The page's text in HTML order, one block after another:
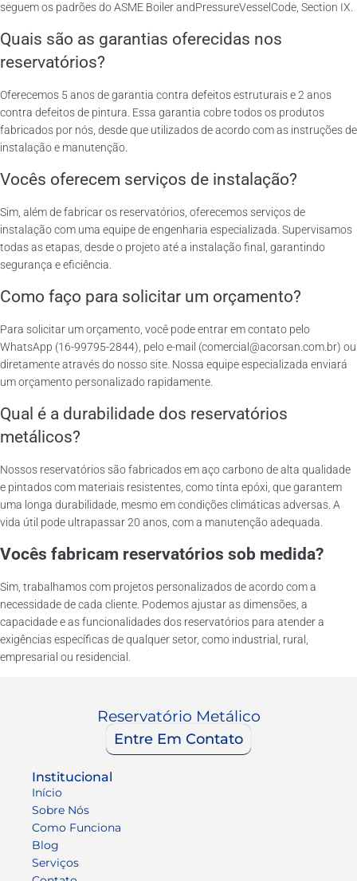
seguem os padrões do ASME Boiler andPressureVesselCode, Section IX.
Quais são as garantias oferecidas nos
reservatórios?
Oferecemos 5 anos de garantia contra defeitos estruturais e 2 anos
contra defeitos de pintura. Essa garantia cobre todos os produtos
fabricados por nós, desde que utilizados de acordo com as instruções de
instalação e manutenção.
Vocês oferecem serviços de instalação?
Sim, além de fabricar os reservatórios, oferecemos serviços de
instalação com uma equipe de engenharia especializada. Supervisamos
todas as etapas, desde o projeto até a instalação final, garantindo
segurança e eficiência.
Como faço para solicitar um orçamento?
Para solicitar um orçamento, você pode entrar em contato pelo
WhatsApp (16-99795-2844), pelo e-mail (comercial@acorsan.com.br) ou
diretamente através do nosso site. Nossa equipe especializada enviará
um orçamento personalizado rapidamente.
Qual é a durabilidade dos reservatórios
metálicos?
Nossos reservatórios são fabricados em aço carbono de alta qualidade
e pintados com materiais resistentes, como tinta epóxi, que garantem
uma longa durabilidade, mesmo em condições climáticas adversas. A
vida útil pode ultrapassar 20 anos, com a manutenção adequada.
Vocês fabricam reservatórios sob medida?
Sim, trabalhamos com projetos personalizados de acordo com a
necessidade de cada cliente. Podemos ajustar as dimensões, a
capacidade e as funcionalidades dos reservatórios para atender a
exigências específicas de qualquer setor, como industrial, rural,
empresarial ou residencial.
Reservatório Metálico
Entre Em Contato
Institucional
Início
Sobre Nós
Como Funciona
Blog
Serviços